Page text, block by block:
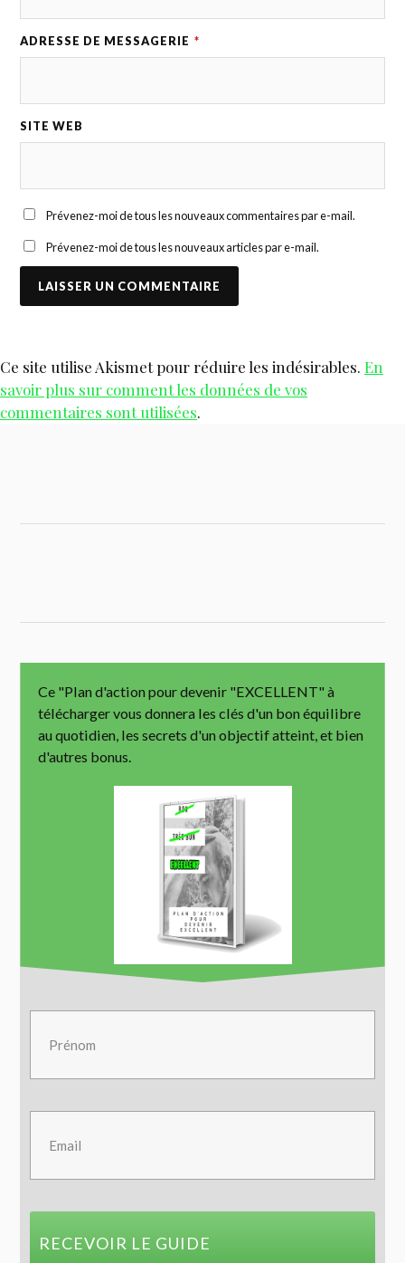
ADRESSE DE MESSAGERIE *
SITE WEB
Prévenez-moi de tous les nouveaux commentaires par e-mail.
Prévenez-moi de tous les nouveaux articles par e-mail.
Ce site utilise Akismet pour réduire les indésirables. En
savoir plus sur comment les données de vos
commentaires sont utilisées.
Ce "Plan d'action pour devenir "EXCELLENT" à
télécharger vous donnera les clés d'un bon équilibre
au quotidien, les secrets d'un objectif atteint, et bien
d'autres bonus.
RECEVOIR LE GUIDE